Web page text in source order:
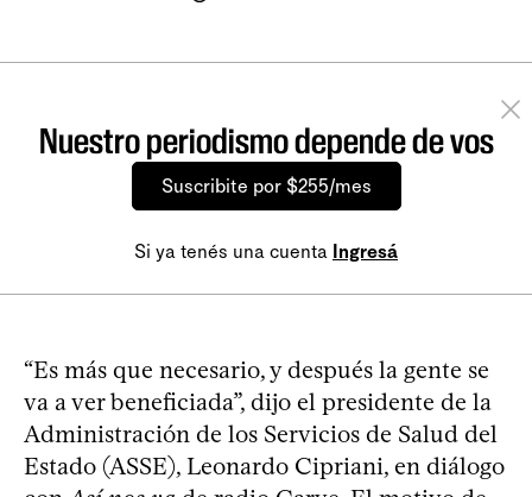
Nuestro periodismo depende de vos
Suscribite por $255/mes
Si ya tenés una cuenta Ingresá
“Es más que necesario, y después la gente se
va a ver beneficiada”, dijo el presidente de la
Administración de los Servicios de Salud del
Estado (ASSE), Leonardo Cipriani, en diálogo